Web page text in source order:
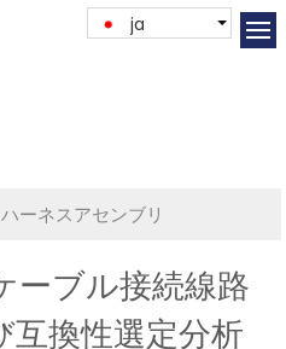
ja
ハーネスアセンブリ
ーブル接続線路
換性選定分析